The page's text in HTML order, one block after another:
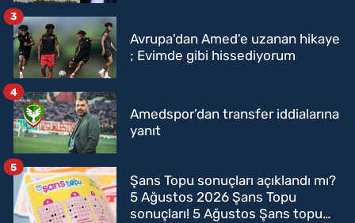
Avrupa'dan Amed'e uzanan hikaye
; Evimde gibi hissediyorum
3
Amedspor’dan transfer iddialarına
yanıt
4
Şans Topu sonuçları açıklandı mı?
5 Ağustos 2026 Şans Topu
sonuçları! 5 Ağustos Şans topu
5